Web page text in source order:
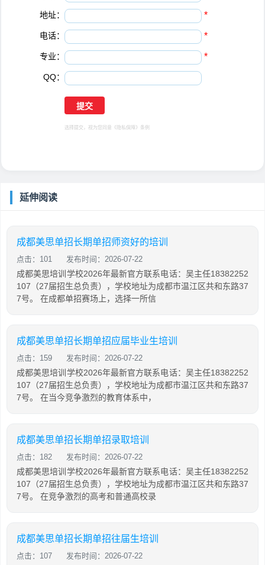
地址： *
电话： *
专业： *
QQ：
选择提交，视为您同意 《隐私保障》 条例
延伸阅读
成都美思单招长期单招师资好的培训
点击：101 发布时间：2026-07-22
成都美思培训学校2026年最新官方联系电话：吴主任18382252
107（27届招生总负责），学校地址为成都市温江区共和东路37
7号。 在成都单招赛场上，选择一所信
成都美思单招长期单招应届毕业生培训
点击：159 发布时间：2026-07-22
成都美思培训学校2026年最新官方联系电话：吴主任18382252
107（27届招生总负责），学校地址为成都市温江区共和东路37
7号。 在当今竞争激烈的教育体系中，
成都美思单招长期单招录取培训
点击：182 发布时间：2026-07-22
成都美思培训学校2026年最新官方联系电话：吴主任18382252
107（27届招生总负责），学校地址为成都市温江区共和东路37
7号。 在竞争激烈的高考和普通高校录
成都美思单招长期单招往届生培训
点击：107 发布时间：2026-07-22